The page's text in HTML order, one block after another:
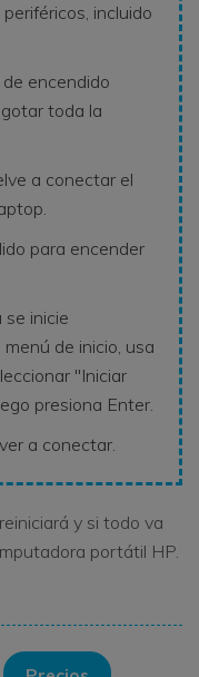
incluido
encendido
toda la
a conectar el
para encender
inicie
de inicio, usa
"Iniciar
presiona Enter.
a conectar.
y si todo va
portátil HP.